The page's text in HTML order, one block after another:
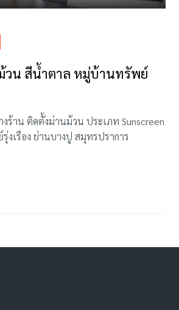
วน สีน้ำตาล หมู่บ้านทรัพย์
งร้าน ติดตั้งม่านม้วน ประเภท Sunscreen
เรือง ย่านบางปู สมุทรปราการ